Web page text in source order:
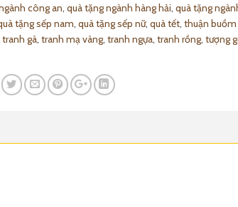
công an, quà tặng ngành hàng hải, quà tặng
tặng sếp nam, quà tặng sếp nữ, quà tết, thuận
tranh gà, tranh mạ vàng, tranh ngựa, tranh rồng, tượng